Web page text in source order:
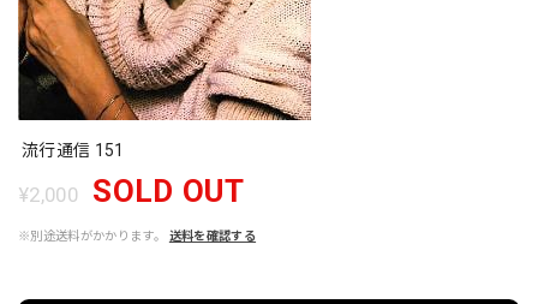
流行通信 151
¥2,000 SOLD OUT
※別途送料がかかります。 送料を確認する